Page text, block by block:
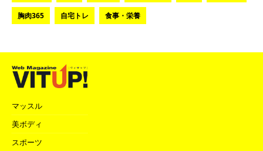
胸肉365 自宅トレ 食事・栄養
マッスル
美ボディ
スポーツ